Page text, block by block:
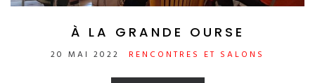
À LA GRANDE OURSE
20 MAI 2022 RENCONTRES ET SALONS